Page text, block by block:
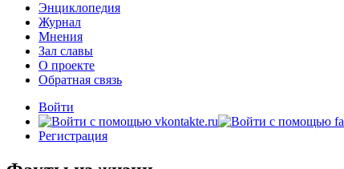
Энциклопедия
Журнал
Мнения
Зал славы
О проекте
Обратная связь
Войти
Регистрация